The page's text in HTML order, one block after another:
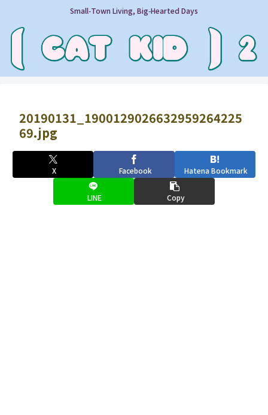
Small‑Town Living, Big‑Hearted Days
20190131_1900129026632959264225
69.jpg
X Facebook Hatena Bookmark
LINE Copy